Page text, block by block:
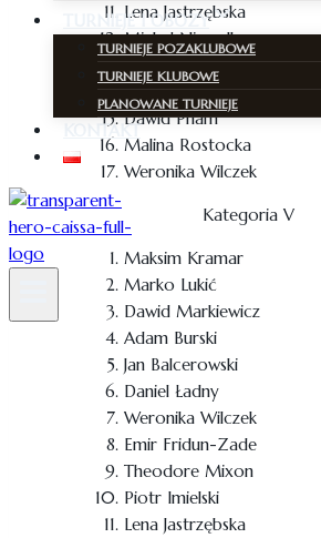
TURNIEJE I OBOZY
TURNIEJE POZAKLUBOWE
TURNIEJE KLUBOWE
PLANOWANE TURNIEJE
KONTAKT
Lena Jastrzębska
Michał Nieradka
Filip Gryszka
Michał Przybylski
Dawid Pham
Malina Rostocka
Weronika Wilczek
Kategoria V
Maksim Kramar
Marko Lukić
Dawid Markiewicz
Adam Burski
Jan Balcerowski
Daniel Ładny
Weronika Wilczek
Emir Fridun-Zade
Theodore Mixon
Piotr Imielski
Lena Jastrzębska